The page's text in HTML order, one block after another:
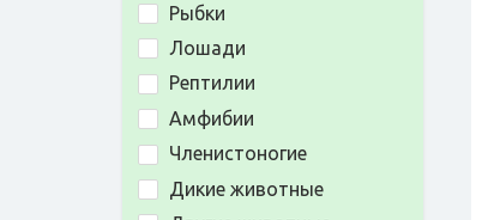
Рыбки
Лошади
Рептилии
Амфибии
Членистоногие
Дикие животные